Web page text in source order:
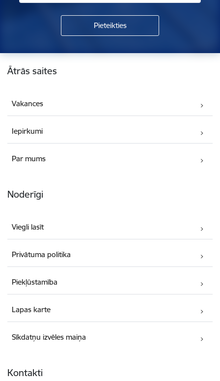
Kājene
Ātrās saites
Vakances
Iepirkumi
Par mums
Noderīgi
Viegli lasīt
Privātuma politika
Piekļūstamība
Lapas karte
Sīkdatņu izvēles maiņa
Kontakti